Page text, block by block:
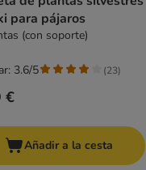
para pájaros
(con soporte)
€
3.6/5 (23)
Añadir a la cesta